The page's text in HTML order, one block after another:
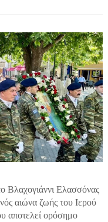
Βλαχογιάννι Ελασσόνας
αιώνα ζωής του Ιερού
αποτελεί ορόσημο